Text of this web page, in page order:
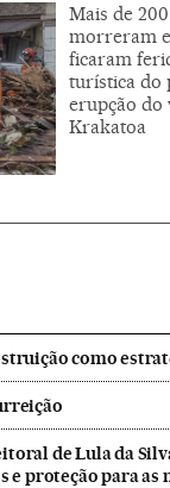
Mais de
morreram
ficaram
turística do
erupção do
Krakatoa
como
de Lula da
e proteção para as